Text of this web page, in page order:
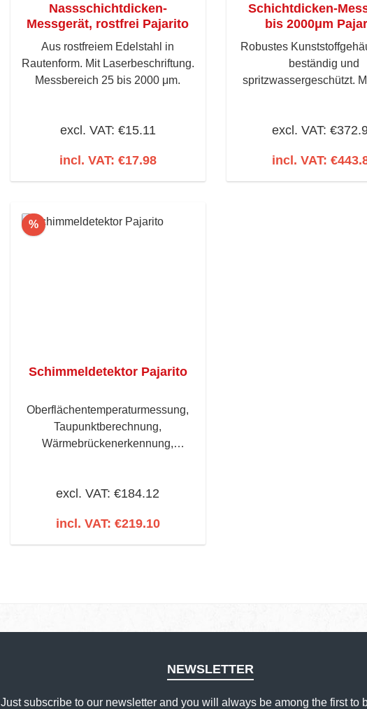
Nassschichtdicken-
Messgerät, rostfrei Pajarito
Aus rostfreiem Edelstahl in
Rautenform. Mit Laserbeschriftung.
Messbereich 25 bis 2000 μm.
excl. VAT: €15.11
incl. VAT: €17.98
Add to shopping cart
Schichtdicken-
bis 2000μm
Robustes
beständig und
spritzwassergeschützt.
Zink etc. auf Stahl oder
Schichten wie Lacke,
Emaille etc. auf
excl. VAT:
incl. VAT:
Add to shopping
%Discount
Schimmeldetektor Pajarito
Oberflächentemperaturmessung,
Taupunktberechnung,
Wärmebrückenerkennung,
excl. VAT: €184.12
incl. VAT: €219.10
Add to shopping cart
NEWSLETTER
Just subscribe to our newsletter and you will always be among the first to